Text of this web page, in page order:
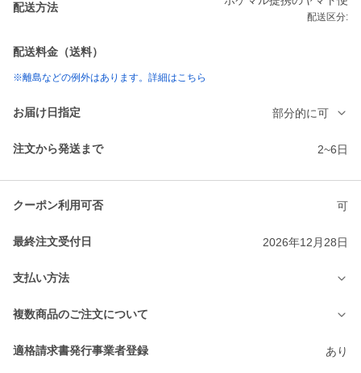
配送方法
配送区分:
配送料金（送料）
※離島などの例外はあります。詳細はこちら
お届け日指定 部分的に可
注文から発送まで 2~6日
クーポン利用可否 可
最終注文受付日 2026年12月28日
支払い方法
複数商品のご注文について
適格請求書発行事業者登録 あり